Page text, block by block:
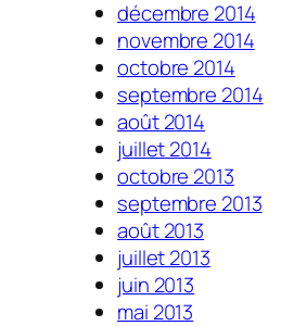
décembre 2014
novembre 2014
octobre 2014
septembre 2014
août 2014
juillet 2014
octobre 2013
septembre 2013
août 2013
juillet 2013
juin 2013
mai 2013